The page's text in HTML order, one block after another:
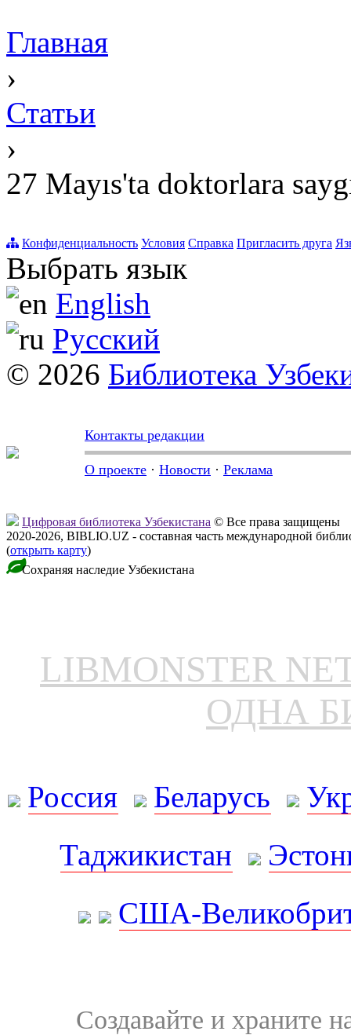
Главная
›
Статьи
›
27 Mayıs'ta doktorlara
Конфиденциальность Условия Справка Пригласить друга
Выбрать язык
English
Русский
© 2026 Библиотека
Контакты редакции
О проекте · Новости · Реклама
Цифровая библиотека Узбекистана © Все права защищены
2020-2026, BIBLIO.UZ - составная часть международной
(открыть карту)
Сохраняя наследие Узбекистана
LIBMONSTER
ОДНА
Россия Беларусь
Таджикистан
США-
Создавайте и храните